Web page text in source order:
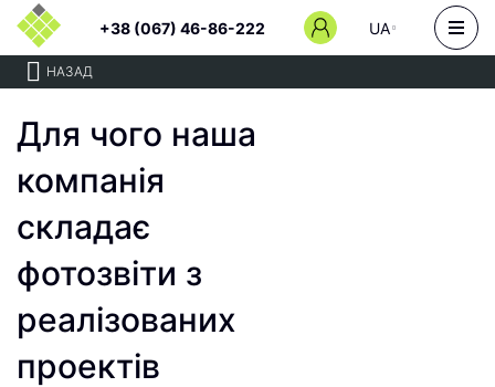
+38 (067) 46-86-222 UA
НАЗАД
Для чого наша
компанія
складає
фотозвіти з
реалізованих
проектів